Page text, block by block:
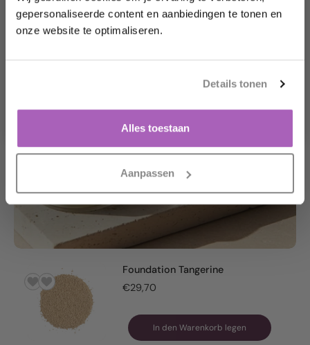
gepersonaliseerde content en aanbiedingen te tonen en
onze website te optimaliseren.
Details tonen
Alles toestaan
Aanpassen
Foundation Tangerine
€29,70
In den Warenkorb legen
Möchten Sie sofort 10
% Rabatt erhalten?
Schaltfläche unten klickst.